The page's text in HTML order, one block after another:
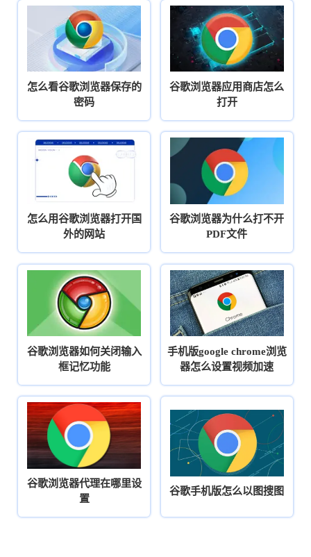
怎么看谷歌浏览器保存的
密码
谷歌浏览器应用商店怎么
打开
怎么用谷歌浏览器打开国
外的网站
谷歌浏览器为什么打不开
PDF文件
谷歌浏览器如何关闭输入
框记忆功能
手机版google chrome浏览
器怎么设置视频加速
谷歌浏览器代理在哪里设
置
谷歌手机版怎么以图搜图